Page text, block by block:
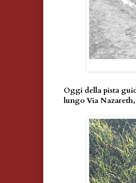
Oggi della pista
lungo Via